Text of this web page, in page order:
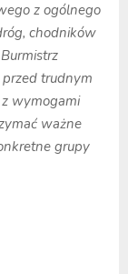
z ogólnego
chodników
trudnym
wymogami
ważne
grupy